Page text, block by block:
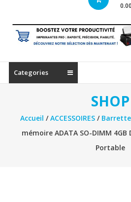
en
ligne
matériel
informatique
Categories
SHOP
Accueil /ACCESSOIRES /
mémoire ADATA SO-DIMM 4GB
Portable